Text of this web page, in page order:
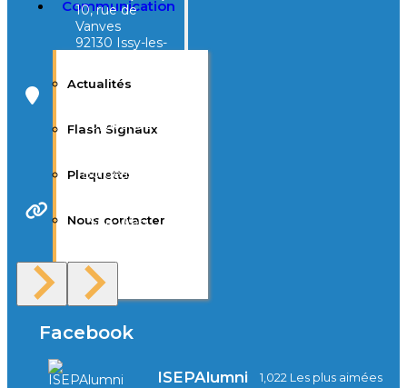
Communication
Actualités
Flash Signaux
Plaquette
Nous contacter
F.A.Q
10, rue de
Vanves
92130 Issy-les-
40, avenue
d’Eysines
Bordeaux
Site Web
Facebook
ISEPAlumni 1,022 Les plus aimées